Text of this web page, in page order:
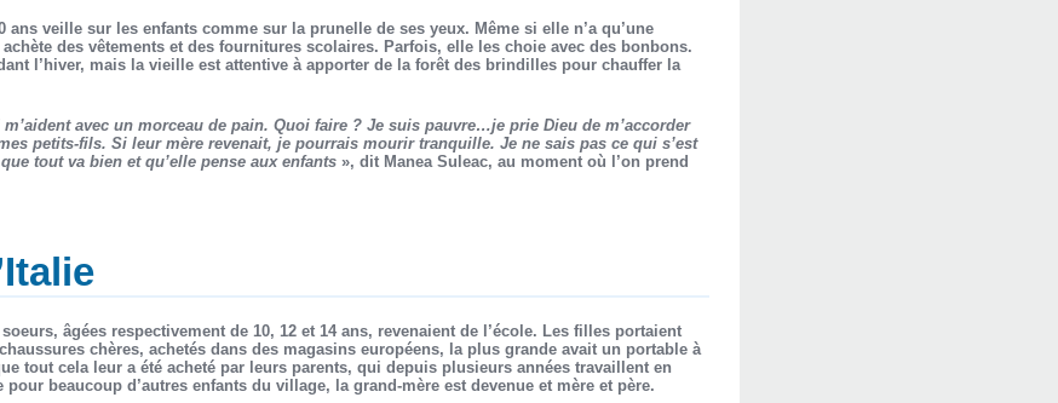
ans veille sur les enfants comme sur la prunelle de ses yeux. Même si elle n’a qu’une
des vêtements et des fournitures scolaires. Parfois, elle les choie avec des bonbons.
l’hiver, mais la vieille est attentive à apporter de la forêt des brindilles pour chauffer la
avec un morceau de pain. Quoi faire ? Je suis pauvre…je prie Dieu de m’accorder
petits-fils. Si leur mère revenait, je pourrais mourir tranquille. Je ne sais pas ce qui s’est
tout va bien et qu’elle pense aux enfants», dit Manea Suleac, au moment où l’on prend
âgées respectivement de 10, 12 et 14 ans, revenaient de l’école. Les filles portaient
chères, achetés dans des magasins européens, la plus grande avait un portable à
tout cela leur a été acheté par leurs parents, qui depuis plusieurs années travaillent en
pour beaucoup d’autres enfants du village, la grand-mère est devenue et mère et père.